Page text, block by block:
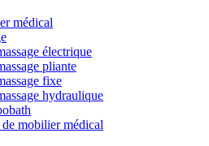
médical
électrique
pliante
fixe
hydraulique
mobilier médical